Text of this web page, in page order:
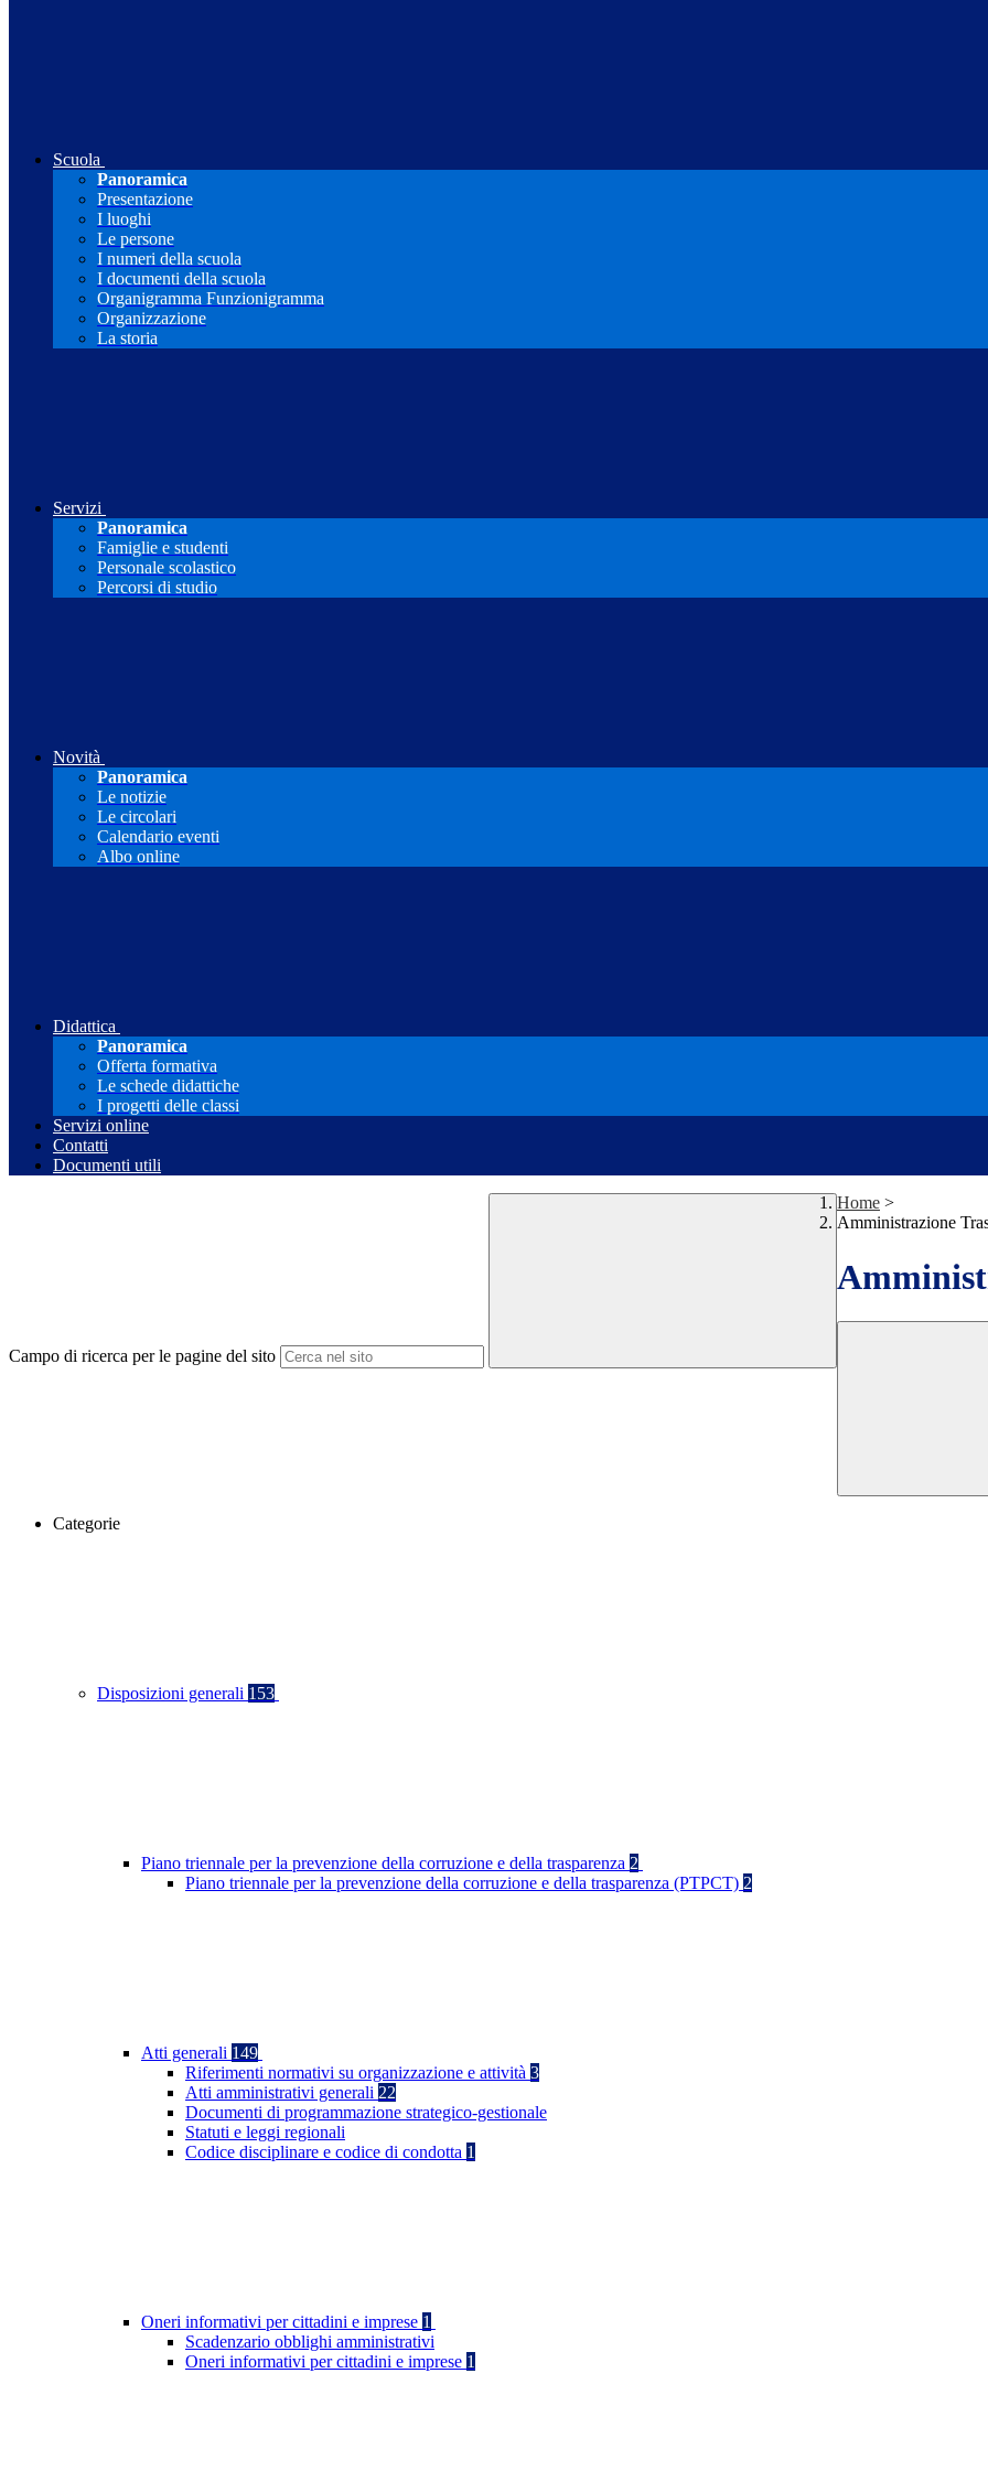
Scuola
Panoramica
Presentazione
I luoghi
Le persone
I numeri della scuola
I documenti della scuola
Organigramma Funzionigramma
Organizzazione
La storia
Servizi
Panoramica
Famiglie e studenti
Personale scolastico
Percorsi di studio
Novità
Panoramica
Le notizie
Le circolari
Calendario eventi
Albo online
Didattica
Panoramica
Offerta formativa
Le schede didattiche
I progetti delle classi
Servizi online
Contatti
Documenti utili
Campo di ricerca per le pagine del sito
Home >
Amministrazione
Categorie
Disposizioni generali 153
Piano triennale per la prevenzione della corruzione e della trasparenza 2
Piano triennale per la prevenzione della corruzione e della trasparenza (PTPCT) 2
Atti generali 149
Riferimenti normativi su organizzazione e attività 3
Atti amministrativi generali 22
Documenti di programmazione strategico-gestionale
Statuti e leggi regionali
Codice disciplinare e codice di condotta 1
Oneri informativi per cittadini e imprese 1
Scadenzario obblighi amministrativi
Oneri informativi per cittadini e imprese 1